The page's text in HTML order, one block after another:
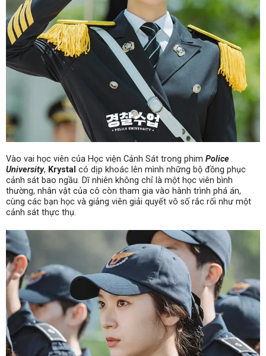
Vào vai học viên của Học viện Cảnh Sát trong phim Police
University, Krystal có dịp khoác lên mình những bộ đồng phục
cảnh sát bao ngầu. Dĩ nhiên không chỉ là một học viên bình
thường, nhân vật của cô còn tham gia vào hành trình phá án,
cùng các bạn học và giảng viên giải quyết vô số rắc rối như một
cảnh sát thực thụ.